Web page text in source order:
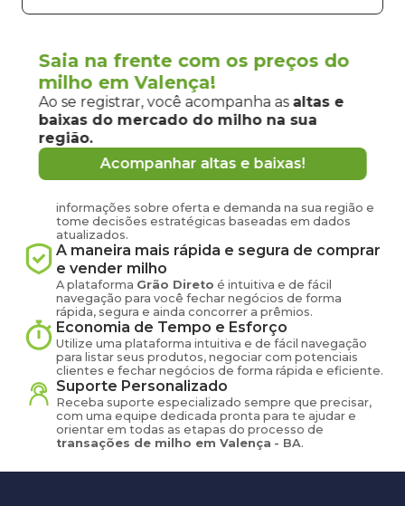
Vantagens de negociar milho em
Valença
pelaGrão Direto
Conecte-se agora com produtores e
compradores de milhode Valença
Tenha em mãos informações atualizadas sobre o
informações sobre oferta e demanda na sua região e
tome decisões estratégicas baseadas em dados
atualizados.
A maneira mais rápida e segura de comprar
e vender milho
A plataforma Grão Direto é intuitiva e de fácil
navegação para você fechar negócios de forma
rápida, segura e ainda concorrer a prêmios.
Economia de Tempo e Esforço
Utilize uma plataforma intuitiva e de fácil navegação
para listar seus produtos, negociar com potenciais
clientes e fechar negócios de forma rápida e eficiente.
Suporte Personalizado
Receba suporte especializado sempre que precisar,
com uma equipe dedicada pronta para te ajudar e
orientar em todas as etapas do processo de
transações de milho em Valença - BA.
Saia na frente com os preços do
milho em Valença!
Ao se registrar, você acompanha as altas e
baixas do mercado do milhona sua
região.
Acompanhar altas e baixas!